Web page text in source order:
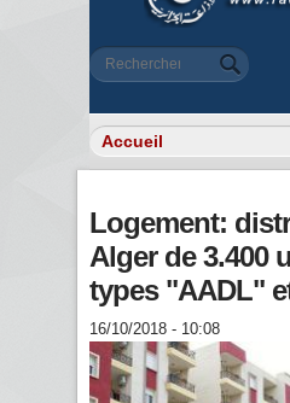
Formulaire de
Rechercher
Logement:
Alger de 3.400
types "AADL"
16/10/2018 - 10:08